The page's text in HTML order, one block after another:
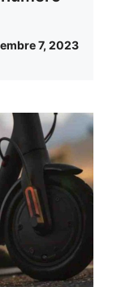
7, 2023